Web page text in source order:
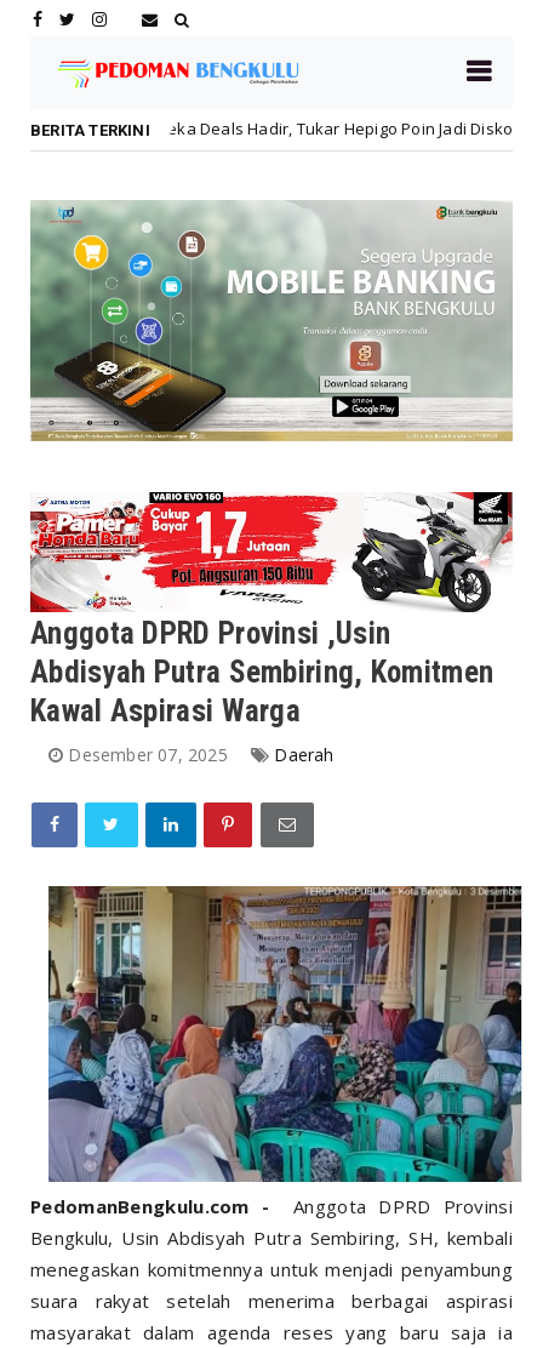
BERITA TERKINI
Hadir, Tukar Hepigo Poin Jadi Diskon Hingga 30 Persen!
Anggota DPRD Provinsi ,Usin
Abdisyah Putra Sembiring, Komitmen
Kawal Aspirasi Warga
Desember 07, 2025 Daerah
PedomanBengkulu.com -Anggota DPRD Provinsi
Bengkulu, Usin Abdisyah Putra Sembiring, SH, kembali
menegaskan komitmennya untuk menjadi penyambung
suara rakyat setelah menerima berbagai aspirasi
masyarakat dalam agenda reses yang baru saja ia